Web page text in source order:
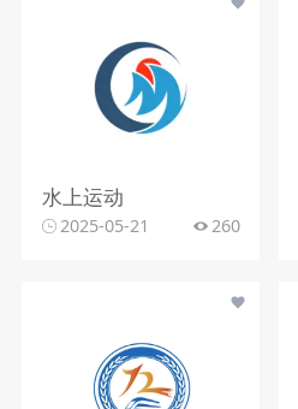
水上运动
2025-05-21 260